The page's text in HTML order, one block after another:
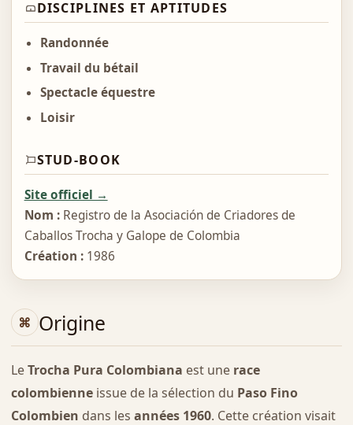
DISCIPLINES ET APTITUDES
Randonnée
Travail du bétail
Spectacle équestre
Loisir
STUD-BOOK
Site officiel →
Nom :Registro de la Asociación de Criadores de
Caballos Trocha y Galope de Colombia
Création :1986
Origine
LeTrocha Pura Colombiana est une race
colombienneissue de la sélection du Paso Fino
Colombien dans les années 1960. Cette création visait